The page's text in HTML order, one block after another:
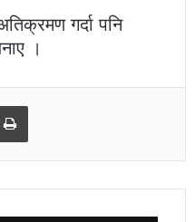
गर्दा पनि
।
Email Print